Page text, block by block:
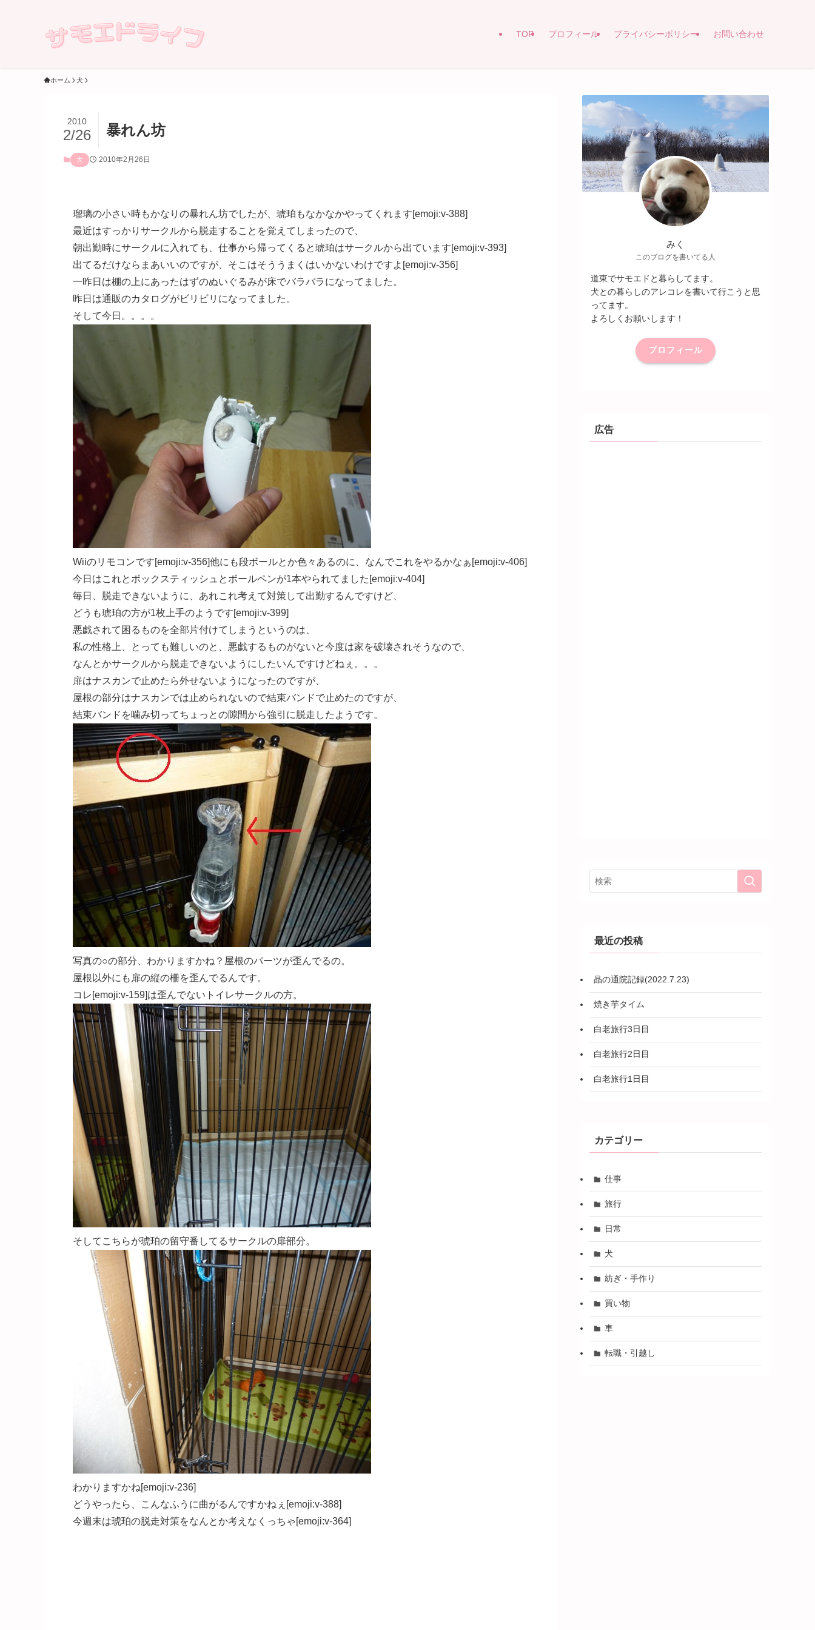
TOP プロフィール プライバシーポリシー お問い合わせ
ホーム 犬
暴れん坊
2010
2/26
犬 2010年2月26日
瑠璃の小さい時もかなりの暴れん坊でしたが、琥珀もなかなかやってくれます[emoji:v-388]
最近はすっかりサークルから脱走することを覚えてしまったので、
朝出勤時にサークルに入れても、仕事から帰ってくると琥珀はサークルから出ています[emoji:v-393]
出てるだけならまあいいのですが、そこはそううまくはいかないわけですよ[emoji:v-356]
一昨日は棚の上にあったはずのぬいぐるみが床でバラバラになってました。
昨日は通販のカタログがビリビリになってました。
そして今日。。。。
Wiiのリモコンです[emoji:v-356]他にも段ボールとか色々あるのに、なんでこれをやるかなぁ[emoji:v-406]
今日はこれとボックスティッシュとボールペンが1本やられてました[emoji:v-404]
毎日、脱走できないように、あれこれ考えて対策して出勤するんですけど、
どうも琥珀の方が1枚上手のようです[emoji:v-399]
悪戯されて困るものを全部片付けてしまうというのは、
私の性格上、とっても難しいのと、悪戯するものがないと今度は家を破壊されそうなので、
なんとかサークルから脱走できないようにしたいんですけどねぇ。。。
扉はナスカンで止めたら外せないようになったのですが、
屋根の部分はナスカンでは止められないので結束バンドで止めたのですが、
結束バンドを噛み切ってちょっとの隙間から強引に脱走したようです。
写真の○の部分、わかりますかね？屋根のパーツが歪んでるの。
屋根以外にも扉の縦の柵を歪んでるんです。
コレ[emoji:v-159]は歪んでないトイレサークルの方。
そしてこちらが琥珀の留守番してるサークルの扉部分。
わかりますかね[emoji:v-236]
どうやったら、こんなふうに曲がるんですかねぇ[emoji:v-388]
今週末は琥珀の脱走対策をなんとか考えなくっちゃ[emoji:v-364]
みく
このブログを書いてる人
道東でサモエドと暮らしてます。
犬との暮らしのアレコレを書いて行こうと思
ってます。
よろしくお願いします！
プロフィール
広告
最近の投稿
晶の通院記録(2022.7.23)
焼き芋タイム
白老旅行3日目
白老旅行2日目
白老旅行1日目
カテゴリー
仕事
旅行
日常
犬
紡ぎ・手作り
買い物
車
転職・引越し